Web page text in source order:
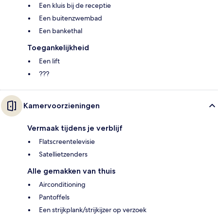
Een kluis bij de receptie
Een buitenzwembad
Een bankethal
Toegankelijkheid
Een lift
???
Kamervoorzieningen
Vermaak tijdens je verblijf
Flatscreentelevisie
Satellietzenders
Alle gemakken van thuis
Airconditioning
Pantoffels
Een strijkplank/strijkijzer op verzoek